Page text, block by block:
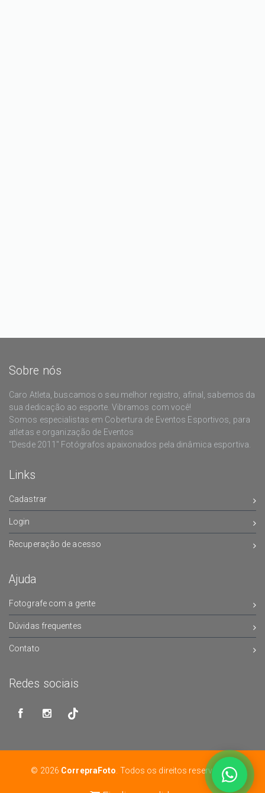
Sobre nós
Caro Atleta, buscamos o seu melhor registro, afinal, sabemos da
sua dedicação ao esporte. Vibramos com você!
Somos especialistas em Cobertura de Eventos Esportivos, para
atletas e organização de Eventos
"Desde 2011" Fotógrafos apaixonados pela dinâmica esportiva.
Links
Cadastrar
Login
Recuperação de acesso
Ajuda
Fotografe com a gente
Dúvidas frequentes
Contato
Redes sociais
© 2026 CorrepraFoto . Todos os direitos reservados.